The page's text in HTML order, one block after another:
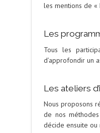
les mentions de «
Les
Tous les
d’approfondir un
Les ateliers
Nous proposons
de nos
décide ensuite ou